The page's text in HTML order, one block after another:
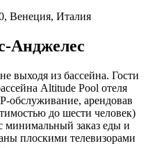
Венеция, Италия
Анджелес
выходя из бассейна. Гости
Altitude Pool отеля
обслуживание, арендовав
до шести человек)
минимальный заказ еды и
плоскими телевизорами